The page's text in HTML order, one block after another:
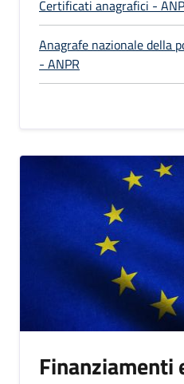
Certificati anagrafici -
Anagrafe nazionale della
- ANPR
Finanziamenti